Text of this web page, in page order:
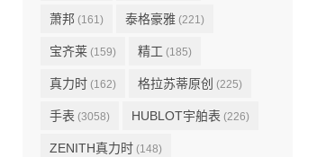
萧邦 (161) 泰格豪雅 (221)
宝齐莱 (159) 精工 (185)
真力时 (162) 格拉苏蒂原创 (225)
手表 (3058) HUBLOT宇舶表 (226)
ZENITH真力时 (148)